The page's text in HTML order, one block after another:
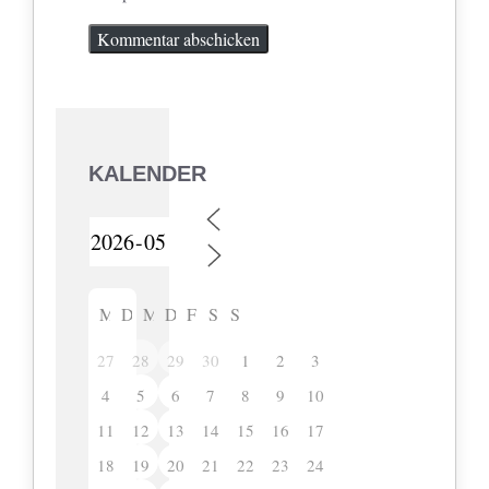
KALENDER
M D M D F S S
27 28 29 30 1 2
3
4
5 6 7 8 9
10
11
12 13 14 15 16
17
18
19 20 21 22 23
24